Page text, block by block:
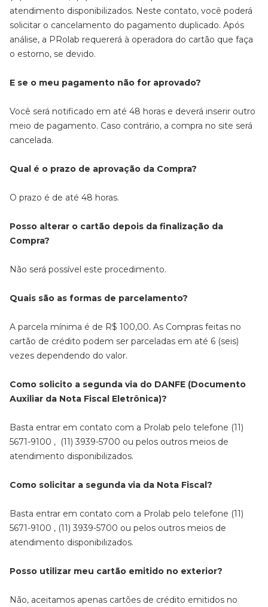
atendimento disponibilizados. Neste contato, você poderá
solicitar o cancelamento do pagamento duplicado. Após
análise, a PRolab requererá à operadora do cartão que faça
o estorno, se devido.
E se o meu pagamento não for aprovado?
Você será notificado em até 48 horas e deverá inserir outro
meio de pagamento. Caso contrário, a compra no site será
cancelada.
Qual é o prazo de aprovação da Compra?
O prazo é de até 48 horas.
Posso alterar o cartão depois da finalização da
Compra?
Não será possível este procedimento.
Quais são as formas de parcelamento?
A parcela mínima é de R$ 100,00. As Compras feitas no
cartão de crédito podem ser parceladas em até 6 (seis)
vezes dependendo do valor.
Como solicito a segunda via do DANFE (Documento
Auxiliar da Nota Fiscal Eletrônica)?
Basta entrar em contato com a Prolab pelo telefone (11)
5671-9100 , (11) 3939-5700 ou pelos outros meios de
atendimento disponibilizados.
Como solicitar a segunda via da Nota Fiscal?
Basta entrar em contato com a Prolab pelo telefone (11)
5671-9100 , (11) 3939-5700 ou pelos outros meios de
atendimento disponibilizados.
Posso utilizar meu cartão emitido no exterior?
Não, aceitamos apenas cartões de crédito emitidos no